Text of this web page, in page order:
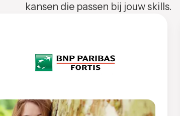
kansen die passen bij jouw skills.